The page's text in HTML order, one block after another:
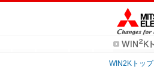
WIN2Kトップ